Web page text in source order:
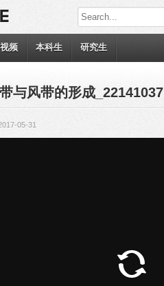
频 本科生 研究生
与风带的形成_22141037
05-31